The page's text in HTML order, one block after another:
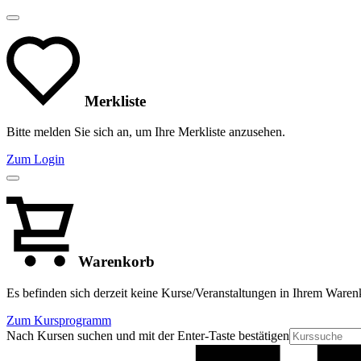
Merkliste
Bitte melden Sie sich an, um Ihre Merkliste anzusehen.
Zum Login
Warenkorb
Es befinden sich derzeit keine Kurse/Veranstaltungen in Ihrem
Zum Kursprogramm
Nach Kursen suchen und mit der Enter-Taste bestätigen